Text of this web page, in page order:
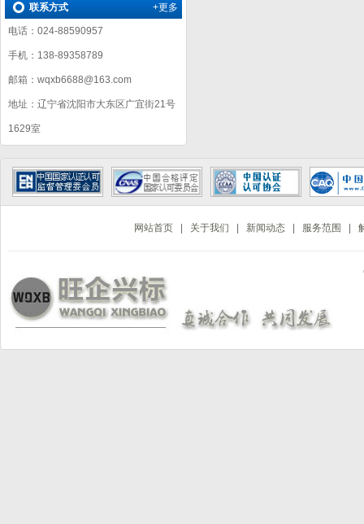
+更多
联系方式
电话：024-88590957
手机：138-89358789
邮箱：wqxb6688@163.com
地址：辽宁省沈阳市大东区广宜街21号
1629室
网站首页 关于我们 新闻动态 服务范围 |